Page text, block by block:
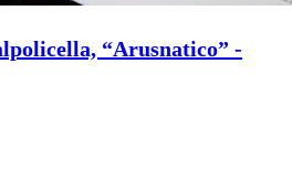
“Arusnatico” -